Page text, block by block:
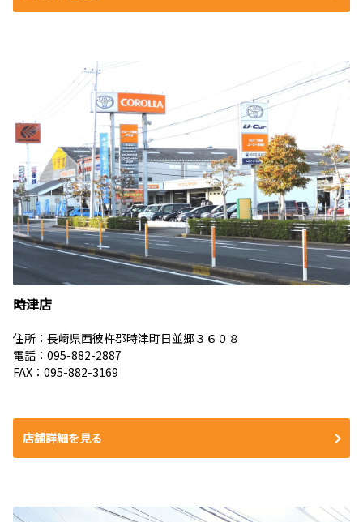
時津店
住所：長崎県西彼杵郡時津町日並郷３６０８
電話： 095-882-2887
FAX：095-882-3169
店舗詳細を見る